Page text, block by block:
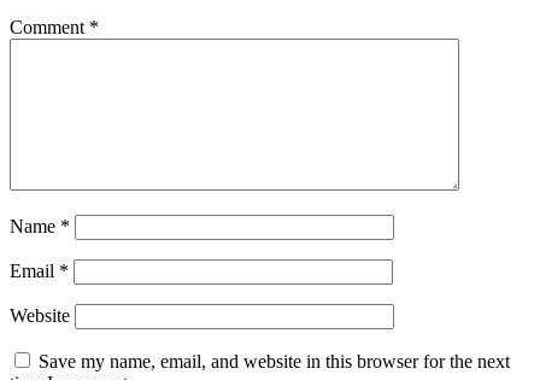
Comment *
Name *
Email *
Website
Save my name, email, and website in this browser for the next